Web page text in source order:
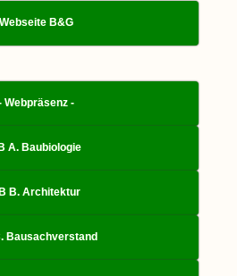
Webseite B&G
Webpräsenz -
A. Baubiologie
B. Architektur
Bausachverstand